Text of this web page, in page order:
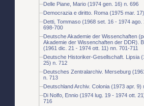
Delle Piane, Mario (1974 gen. 16) n. 696
Democrazia e diritto. Roma (1975 mar.
Detti, Tommaso (1968 set. 16 - 1974 ago.
698-700
Deutsche Akademie der Wissenchaften
Akademie der Wissenchaften der DDR).
(1961 dic. 21 - 1974 ott. 11) nn. 701-711
Deutsche Historiker-Gesellschaft. Lipsia
25) n. 712
Deutsches Zentralarchiv. Merseburg
n. 713
Deutschland Archiv. Colonia (1973 apr. 9)
Di Nolfo, Ennio (1974 lug. 19 - 1974 ott.
716